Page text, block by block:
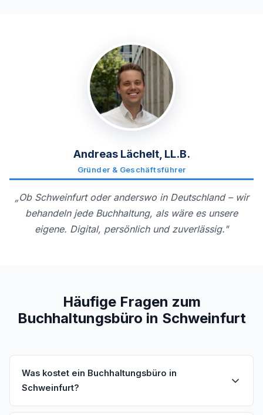
Andreas Lächelt, LL.B.
Gründer & Geschäftsführer
„Ob Schweinfurt oder anderswo in Deutschland – wir
behandeln jede Buchhaltung, als wäre es unsere
eigene. Digital, persönlich und zuverlässig."
Häufige Fragen zum
Buchhaltungsbüro in Schweinfurt
Was kostet ein Buchhaltungsbüro in
Schweinfurt?